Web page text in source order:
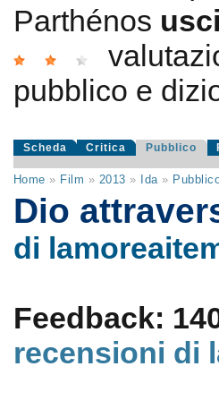
Parthénos
pubblico e
Scheda Critica Pubblico
Home » Film » 2013 » Ida»
Dio
di
Feedback:
recensioni di